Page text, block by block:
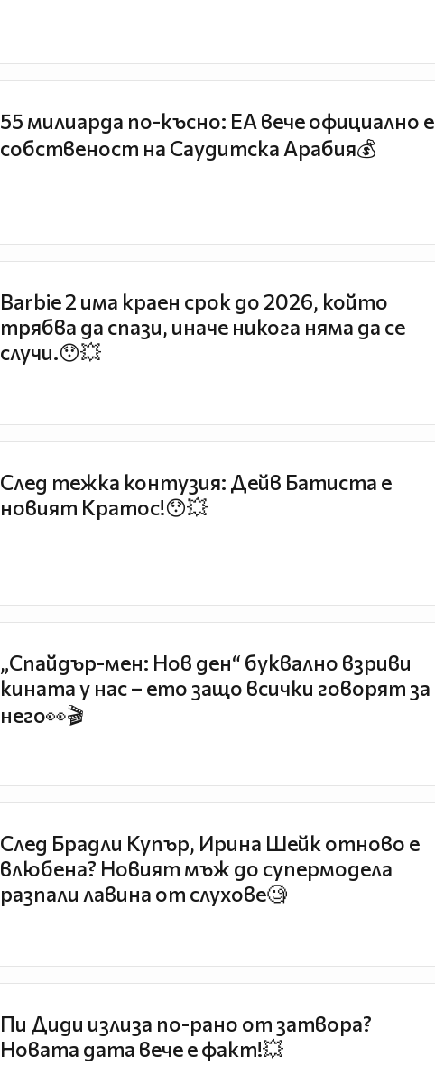
55 милиарда по-късно: EA вече официално е
собственост на Саудитска Арабия💰
Barbie 2 има краен срок до 2026, който
трябва да спази, иначе никога няма да се
случи.😯💥
След тежка контузия: Дейв Батиста е
новият Кратос!😯💥
„Спайдър-мен: Нов ден“ буквално взриви
кината у нас – ето защо всички говорят за
него👀🎬
След Брадли Купър, Ирина Шейк отново е
влюбена? Новият мъж до супермодела
разпали лавина от слухове🧐
Пи Диди излиза по-рано от затвора?
Новата дата вече е факт!💥